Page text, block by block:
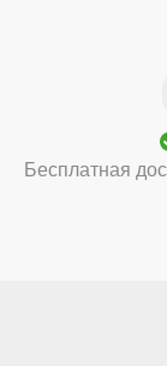
Бесплатная